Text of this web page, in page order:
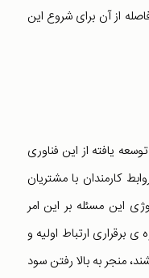
از آن برای شروع این
یافته از این فناوری
کارمندان با مشتریان
این مسئله بر این امر
برقراری ارتباط اولیه و
منجر به بالا رفتن سود